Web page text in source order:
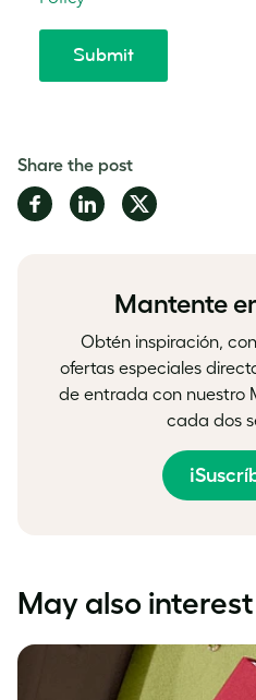
Share the post
Share Share Share
Mantente
Obtén inspiración,
ofertas especiales
de entrada con nuestro
cada dos
May also